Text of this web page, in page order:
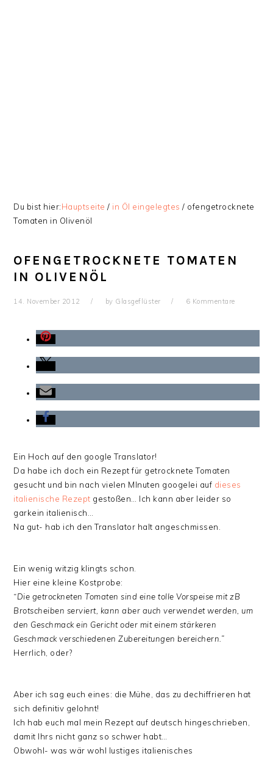
Du bist hier:Hauptseite / in Öl eingelegtes / ofengetrocknete
Tomaten in Olivenöl
OFENGETROCKNETE TOMATEN
IN OLIVENÖL
14. November 2012 by Glasgeflüster 6 Kommentare
Ein Hoch auf den google Translator!
Da habe ich doch ein Rezept für getrocknete Tomaten
gesucht und bin nach vielen MInuten googelei auf dieses
italienische Rezept gestoßen… Ich kann aber leider so
garkein italienisch…
Na gut- hab ich den Translator halt angeschmissen.
Ein wenig witzig klingts schon.
Hier eine kleine Kostprobe:
“Die getrockneten Tomaten sind eine tolle Vorspeise mit zB
Brotscheiben serviert, kann aber auch verwendet werden, um
den Geschmack ein Gericht oder mit einem stärkeren
Geschmack verschiedenen Zubereitungen bereichern.”
Herrlich, oder?
Aber ich sag euch eines: die Mühe, das zu dechiffrieren hat
sich definitiv gelohnt!
Ich hab euch mal mein Rezept auf deutsch hingeschrieben,
damit Ihrs nicht ganz so schwer habt…
Obwohl- was wär wohl lustiges italienisches